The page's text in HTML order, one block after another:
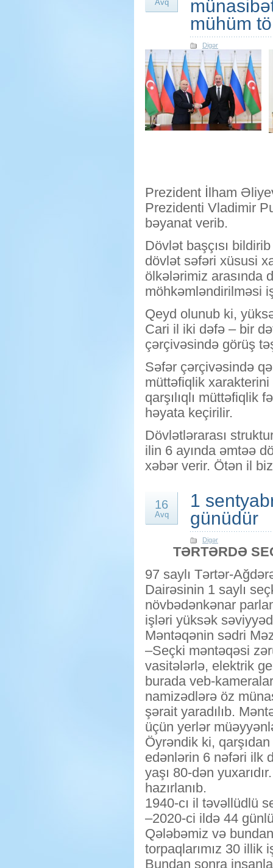
Avq
mühüm
Digər
Prezident İlham
Prezidenti Vladimir
bəyanat verib.
Dövlət başçısı
dövlət səfəri xüsusi
ölkələrimiz arasında
möhkəmləndirilməsi
Qeyd olunub ki,
Cari il iki dəfə – bir
çərçivəsində görüş
Səfər çərçivəsində
müttəfiqlik xarakterini
qarşılıqlı müttəfiqlik
həyata keçirilir.
Dövlətlərarası
ilin 6 ayında əmtəə
xəbər verir. Ötən il
16
Avq
1
günüdür
Digər
TƏRTƏRDƏ
97 saylı Tərtər-
Dairəsinin 1 saylı
növbədənkənar
işləri yüksək
Məntəqənin sədri
–Seçki məntəqəsi
vasitələrlə, elektrik
burada veb-
namizədlərə öz
şərait yaradılıb.
üçün yerlər
Öyrəndik ki,
edənlərin 6 nəfəri ilk
yaşı 80-dən
hazırlanıb.
1940-cı il təvəllüdlü
–2020-ci ildə 44
Qələbəmiz və
torpaqlarımız 30
Bundan sonra